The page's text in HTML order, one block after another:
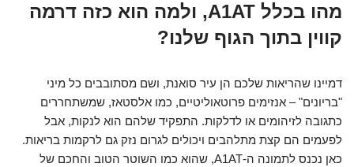
מהו בכלל A1AT, ולמה הוא כזה דרמה
קווין בתוך הגוף שלנו?
דמיינו שהריאות שלכם הן עיר סואנת, ושם מסתובבים כל מיני
"בריונים" – אנזימים פרוטאוליטיים, כמו אלסטאז, שמשתחררים
כתגובה לזיהומים או לדלקות. התפקיד שלהם הוא לנקות, אבל
לפעמים הם קצת מתלהבים ויכולים לגרום נזק גם לרקמות בריאות.
כאן נכנס לתמונה ה-A1AT, שהוא כמו השוטר הטוב והחכם של